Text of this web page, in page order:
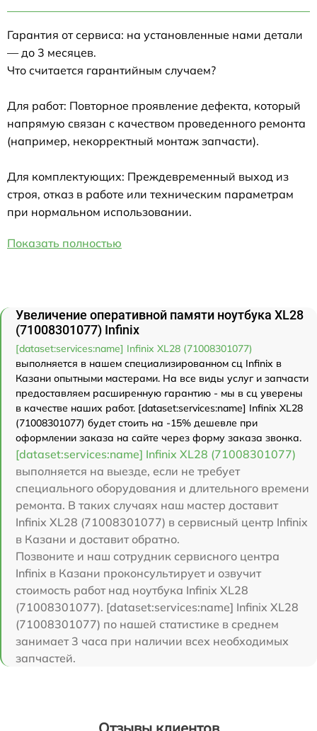
Гарантия от сервиса: на установленные нами детали
— до 3 месяцев.
Что считается гарантийным случаем?
Для работ: Повторное проявление дефекта, который
напрямую связан с качеством проведенного ремонта
(например, некорректный монтаж запчасти).
Для комплектующих: Преждевременный выход из
строя, отказ в работе или техническим параметрам
при нормальном использовании.
Показать полностью
Увеличение оперативной памяти ноутбука XL28
(71008301077) Infinix
[dataset:services:name] Infinix XL28 (71008301077)
выполняется в нашем специализированном сц Infinix в
Казани опытными мастерами. На все виды услуг и запчасти
предоставляем расширенную гарантию - мы в сц уверены
в качестве наших работ. [dataset:services:name] Infinix XL28
(71008301077) будет стоить на -15% дешевле при
оформлении заказа на сайте через форму заказа звонка.
[dataset:services:name] Infinix XL28 (71008301077)
выполняется на выезде, если не требует
специального оборудования и длительного времени
ремонта. В таких случаях наш мастер доставит
Infinix XL28 (71008301077) в сервисный центр Infinix
в Казани и доставит обратно.
Позвоните и наш сотрудник сервисного центра
Infinix в Казани проконсультирует и озвучит
стоимость работ над ноутбука Infinix XL28
(71008301077). [dataset:services:name] Infinix XL28
(71008301077) по нашей статистике в среднем
занимает 3 часа при наличии всех необходимых
запчастей.